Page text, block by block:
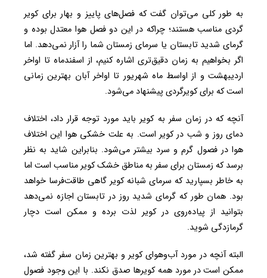
به طور کلی می‌توان گفت که فصل‌های پاییز و بهار برای کویر
گردی مناسب هستند؛ چراکه در این دو فصل هوا معتدل بوده و
گرمای شدید تابستان یا سرمای زمستان شما را آزار نمی‌دهد. اما
اگر بخواهیم به زمان دقیق‌تری اشاره کنیم، از اسفندماه تا اواخر
اردیبهشت و از اواسط ماه شهریور تا اواخر آبان بهترین زمانی
است که برای کویرگردی پیشنهاد می‌شود.
آنچه که در زمان سفر به کویر باید مورد توجه قرار داد، اختلاف
دمای روز و شب در کویر است. به علت خشکی هوا این اختلاف
هوا در فصول گرم و سرد بیشتر می‌شود. بنابراین شاید به نظر
برسد که زمستان برای سفر به مناطق خشک کویر مناسب است اما
به خاطر بسپارید که سرمای شبانه کویر گاهی طاقت‌فرسا خواهد
بود. همان طور که گرمای شدید روز در تابستان اجازه نمی‌دهد
بتوانید از پیاده‌روی در کویر لذت برده و ممکن است دچار
گرمازدگی شوید.
البته آنچه در مورد آب‌وهوای کویر و بهترین زمان سفر گفته شد،
ممکن است در مورد همه کویرها صدق نکند. با این وجود فصول